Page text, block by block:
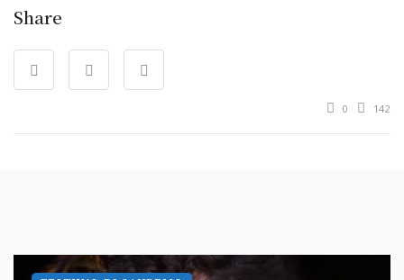
Share
0 142